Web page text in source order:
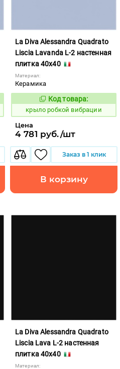
La Diva Alessandra Quadrato
Liscia Lavanda L-2 настенная
плитка 40x40
Материал:
Керамика
837885
Код товара:
крыло робкой вибрации
Цена
4 781 руб./шт
Заказ в 1 клик
В корзину
La Diva Alessandra Quadrato
Liscia Lava L-2 настенная
плитка 40x40
Материал: